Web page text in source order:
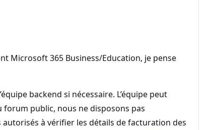
Microsoft 365 Business/Education, je pense
backend si nécessaire. L’équipe peut
public, nous ne disposons pas
à vérifier les détails de facturation des